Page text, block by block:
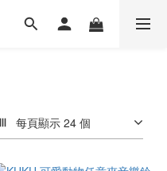
每頁顯示 24 個